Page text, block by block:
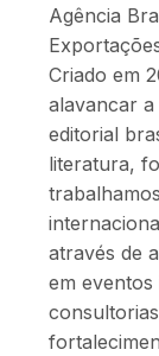
Agência
Criado em
alavancar
editorial
literatura,
através de
em